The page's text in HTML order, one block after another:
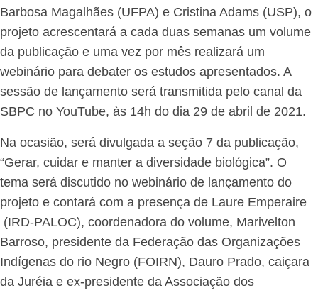
Barbosa Magalhães (UFPA) e Cristina Adams (USP), o
projeto acrescentará a cada duas semanas um volume
da publicação e uma vez por mês realizará um
webinário para debater os estudos apresentados. A
sessão de lançamento será transmitida pelo canal da
SBPC no YouTube, às 14h do dia 29 de abril de 2021.
Na ocasião, será divulgada a seção 7 da publicação,
“Gerar, cuidar e manter a diversidade biológica”. O
tema será discutido no webinário de lançamento do
projeto e contará com a presença de Laure Emperaire
(IRD-PALOC), coordenadora do volume, Marivelton
Barroso, presidente da Federação das Organizações
Indígenas do rio Negro (FOIRN), Dauro Prado, caiçara
da Juréia e ex-presidente da Associação dos